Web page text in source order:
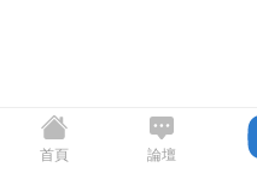
首頁 論壇